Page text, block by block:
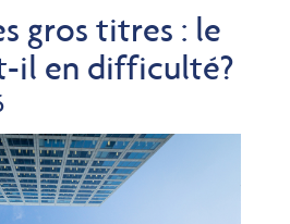
gros titres : le
il en difficulté?